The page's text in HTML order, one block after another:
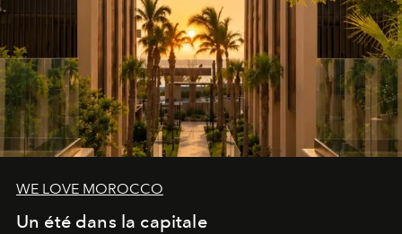
WE LOVE MOROCCO
Un été dans la capitale